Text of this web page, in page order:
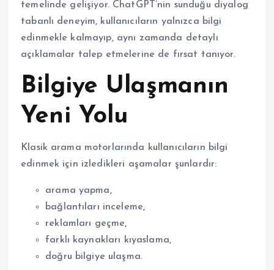
temelinde gelişiyor. ChatGPT’nin sunduğu diyalog
tabanlı deneyim, kullanıcıların yalnızca bilgi
edinmekle kalmayıp, aynı zamanda detaylı
açıklamalar talep etmelerine de fırsat tanıyor.
Bilgiye Ulaşmanın
Yeni Yolu
Klasik arama motorlarında kullanıcıların bilgi
edinmek için izledikleri aşamalar şunlardır:
arama yapma,
bağlantıları inceleme,
reklamları geçme,
farklı kaynakları kıyaslama,
doğru bilgiye ulaşma.